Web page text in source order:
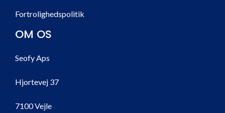
Fortrolighedspolitik
OM OS
Seofy Aps
Hjortevej 37
7100 Vejle